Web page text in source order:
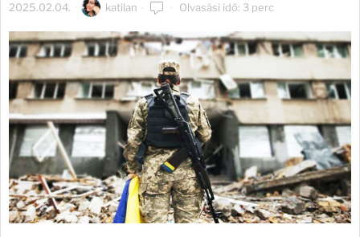
2025.02.04. katilan Olvasási idő: 3 perc